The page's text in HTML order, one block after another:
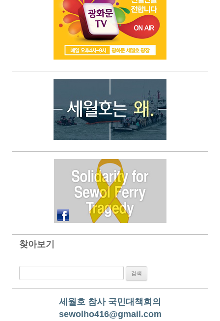
찾아보기
세월호 참사 국민대책회의
sewolho416@gmail.com